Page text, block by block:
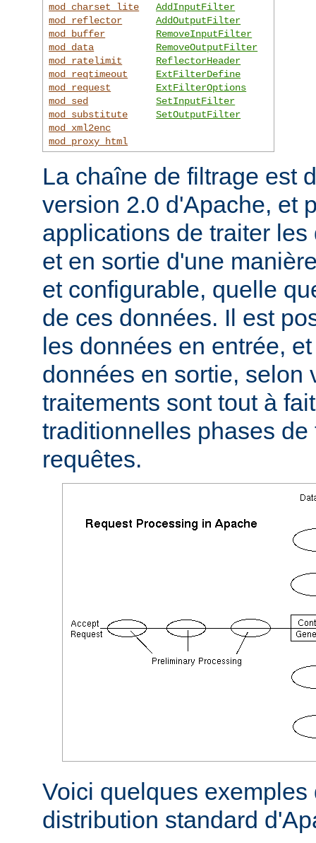
mod_charset_lite
mod_reflector
mod_buffer
mod_data
mod_ratelimit
mod_reqtimeout
mod_request
mod_sed
mod_substitute
mod_xml2enc
mod_proxy_html
AddInputFilter
AddOutputFilter
RemoveInputFilter
RemoveOutputFilter
ReflectorHeader
ExtFilterDefine
ExtFilterOptions
SetInputFilter
SetOutputFilter
La chaîne de filtrage est
version 2.0 d'Apache, et
applications de traiter
et en sortie d'une
et configurable, quelle
de ces données. Il est
les données en entrée,
données en sortie, selon
traitements sont tout à
traditionnelles phases de
requêtes.
Voici quelques
distribution standard